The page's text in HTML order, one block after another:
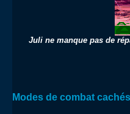
Juli ne manque pas de
Modes de combat